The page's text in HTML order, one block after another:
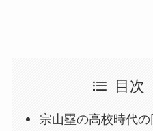
目次
宗山塁の高校時代